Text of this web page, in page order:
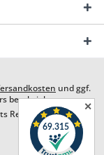
und ggf.
beschrieben
Design by
✕